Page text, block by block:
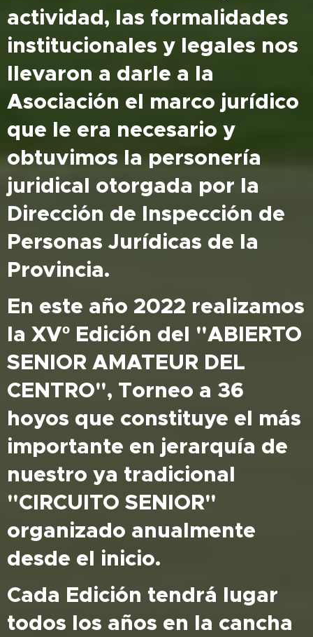
actividad, las formalidades
institucionales y legales nos
llevaron a darle a la
Asociación el marco jurídico
que le era necesario y
obtuvimos la personería
juridical otorgada por la
Dirección de Inspección de
Personas Jurídicas de la
Provincia.
En este año 2022 realizamos
la XVº Edición del "ABIERTO
SENIOR AMATEUR DEL
CENTRO", Torneo a 36
hoyos que constituye el más
importante en jerarquía de
nuestro ya tradicional
"CIRCUITO SENIOR"
organizado anualmente
desde el inicio.
Cada Edición tendrá lugar
todos los años en la cancha